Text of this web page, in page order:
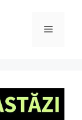
Meniu